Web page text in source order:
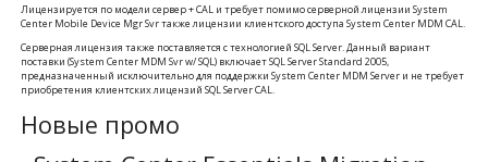
Лицензируется по модели сервер + CAL и требует помимо серверной лицензии System
Center Mobile Device Mgr Svr также лицензии клиентского доступа System Center MDM CAL.
Серверная лицензия также поставляется с технологией SQL Server. Данный вариант
поставки (System Center MDM Svr w/ SQL) включает SQL Server Standard 2005,
предназначенный исключительно для поддержки System Center MDM Server и не требует
приобретения клиентских лицензий SQL Server CAL.
Новые промо